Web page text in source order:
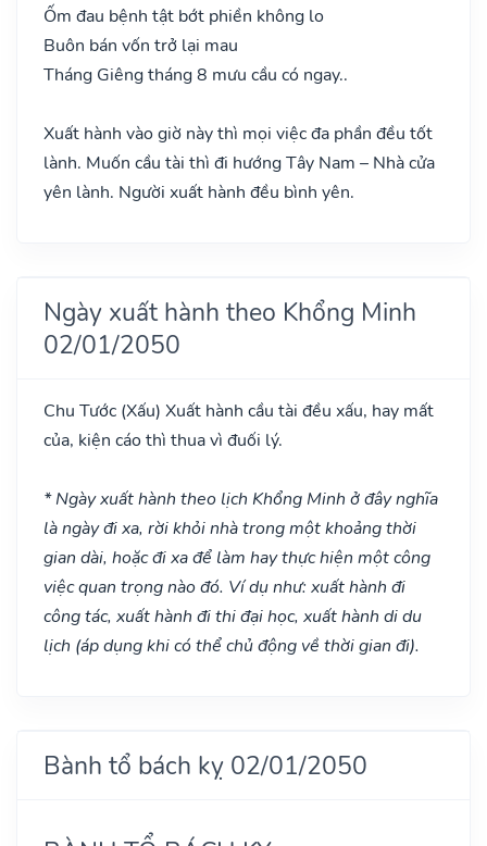
Ốm đau bệnh tật bớt phiền không lo
Buôn bán vốn trở lại mau
Tháng Giêng tháng 8 mưu cầu có ngay..
Xuất hành vào giờ này thì mọi việc đa phần đều tốt
lành. Muốn cầu tài thì đi hướng Tây Nam – Nhà cửa
yên lành. Người xuất hành đều bình yên.
Ngày xuất hành theo Khổng Minh
02/01/2050
Chu Tước (Xấu) Xuất hành cầu tài đều xấu, hay mất
của, kiện cáo thì thua vì đuối lý.
* Ngày xuất hành theo lịch Khổng Minh ở đây nghĩa
là ngày đi xa, rời khỏi nhà trong một khoảng thời
gian dài, hoặc đi xa để làm hay thực hiện một công
việc quan trọng nào đó. Ví dụ như: xuất hành đi
công tác, xuất hành đi thi đại học, xuất hành di du
lịch (áp dụng khi có thể chủ động về thời gian đi).
Bành tổ bách kỵ 02/01/2050